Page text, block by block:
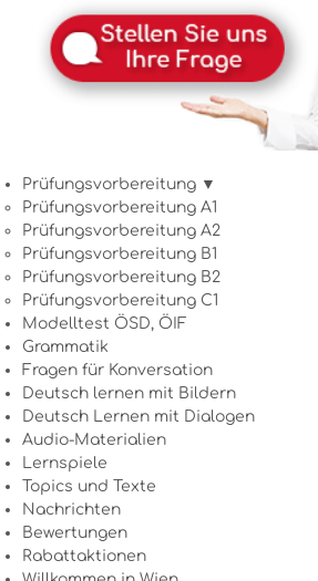
Prüfungsvorbereitung ▼
Prüfungsvorbereitung A1
Prüfungsvorbereitung A2
Prüfungsvorbereitung B1
Prüfungsvorbereitung B2
Prüfungsvorbereitung C1
Modelltest ÖSD, ÖIF
Grammatik
Fragen für Konversation
Deutsch lernen mit Bildern
Deutsch Lernen mit Dialogen
Audio-Materialien
Lernspiele
Topics und Texte
Nachrichten
Bewertungen
Rabattaktionen